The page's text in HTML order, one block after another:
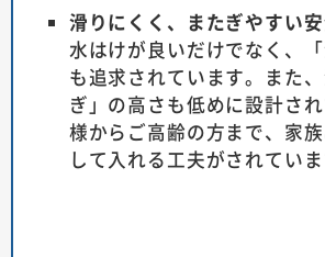
滑りにくく、またぎやすい
水はけが良いだけでなく、「
も追求されています。また
ぎ」の高さも低めに設計さ
様からご高齢の方まで、家
して入れる工夫がされていま